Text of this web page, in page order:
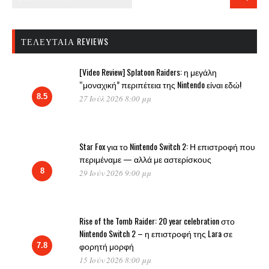
ΤΕΛΕΥΤΑΊΑ REVIEWS
8.5
[Video Review] Splatoon Raiders: η μεγάλη
“μοναχική” περιπέτεια της Nintendo είναι εδώ!
27 Ιούλ 2026 8:00 μμ
8
Star Fox για το Nintendo Switch 2: Η επιστροφή που
περιμέναμε — αλλά με αστερίσκους
29 Ιούν 2026 9:00 μμ
7.8
Rise of the Tomb Raider: 20 year celebration στο
Nintendo Switch 2 – η επιστροφή της Lara σε
φορητή μορφή
15 Ιούν 2026 8:00 μμ